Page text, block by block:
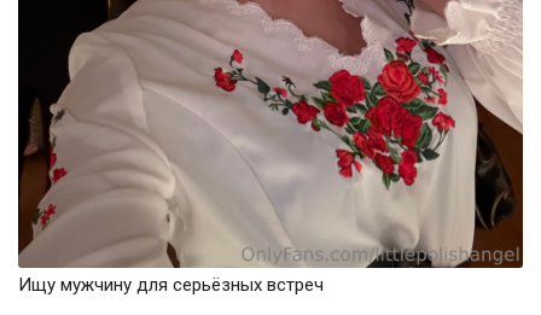
Ищу мужчину для серьёзных встреч